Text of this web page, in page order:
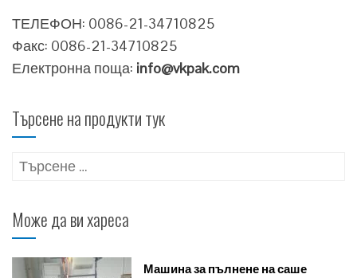
ТЕЛЕФОН: 0086-21-34710825
Факс: 0086-21-34710825
Електронна поща: info@vkpak.com
Търсене на продукти тук
Търсене
Може да ви хареса
Машина за пълнене на саше